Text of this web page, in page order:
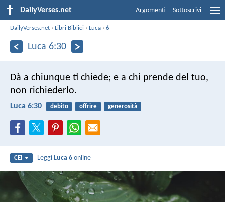
DailyVerses.net Argomenti Sottoscrivi
DailyVerses.net ›Libri Biblici ›Luca ›6
Luca 6:30
Dà a chiunque ti chiede; e a chi prende del tuo,
non richiederlo.
Luca 6:30 debito offrire generosità
CEI LeggiLuca 6 online